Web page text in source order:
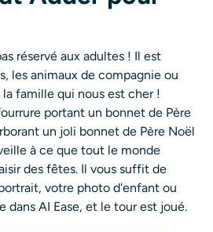
réservé aux adultes ! Il est
les animaux de compagnie ou
famille qui nous est cher !
portant un bonnet de Père
un joli bonnet de Père Noël
à ce que tout le monde
des fêtes. Il vous suffit de
votre photo d'enfant ou
dans AI Ease, et le tour est joué.